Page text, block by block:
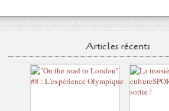
Articles récents